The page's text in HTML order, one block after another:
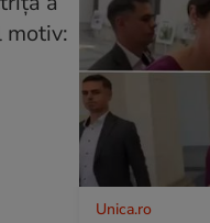
Unica.ro